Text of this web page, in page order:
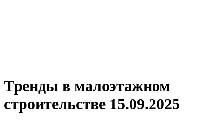
Тренды в малоэтажном
строительстве 15.09.2025